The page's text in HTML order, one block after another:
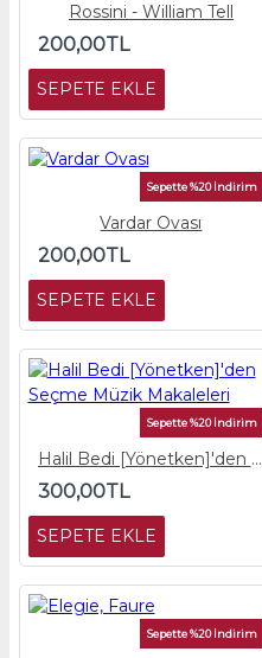
Rossini - William Tell
200,00TL
SEPETE EKLE
Sepette %20 İndirim
Vardar Ovası
200,00TL
SEPETE EKLE
Sepette %20 İndirim
Halil Bedi [Yönetken]'den Seçme Müzik Makaleleri
300,00TL
SEPETE EKLE
Sepette %20 İndirim